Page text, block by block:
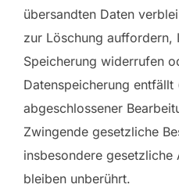
übersandten Daten
zur Löschung auffordern,
Speicherung widerrufen
Datenspeicherung entfällt
abgeschlossener
Zwingende gesetzliche
insbesondere
bleiben unberührt.